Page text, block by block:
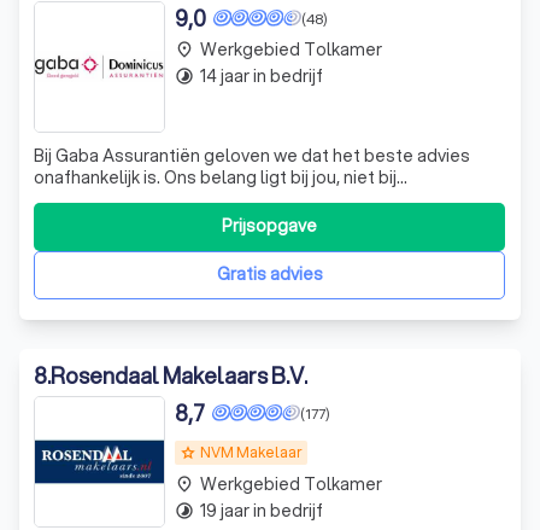
(48)
9,0
Bij Gaba Assurantiën geloven we dat het beste advies
onafhankelijk is. Ons belang ligt bij jou, niet bij
geldverstrekkers of verzekeraars. Dit is een van de
redenen waarom we zijn uitgegroeid tot een van de
grootste advieskantoren in de regio. We onderscheiden
ons door onze persoonlijke aanpak. Elk
Gratis advies
Prijsopgave
place Werkgebied Tolkamer
timelapse 14 jaar in bedrijf
8.Rosendaal Makelaars B.V.
grade NVM Makelaar
(177)
8,7
place Werkgebied Tolkamer
timelapse 19 jaar in bedrijf